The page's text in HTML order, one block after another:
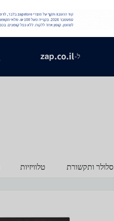
ל-
סלולר ותקשורת טלוויזיות